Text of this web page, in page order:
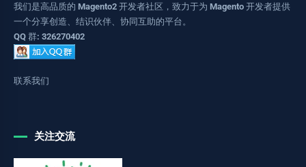
我们是高品质的 Magento2 开发者社区，致力于为 Magento 开发者提供
一个分享创造、结识伙伴、协同互助的平台。
QQ 群: 326270402
联系我们
关注交流